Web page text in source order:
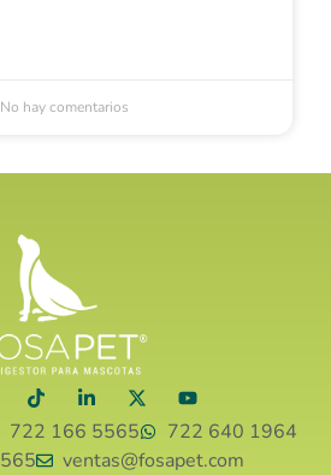
No hay comentarios
722 166 5565
722 640 1964
ventas@fosapet.com